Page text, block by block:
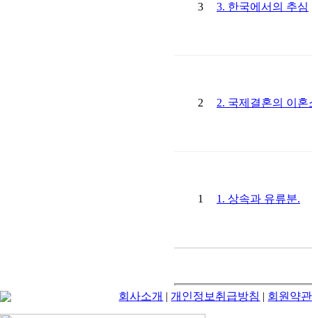
3 3. 한국에서의 추심
2 2. 국제결혼의 이혼
1 1. 상속과 유류분.
회사소개 |개인정보취급방침 | 회원약관